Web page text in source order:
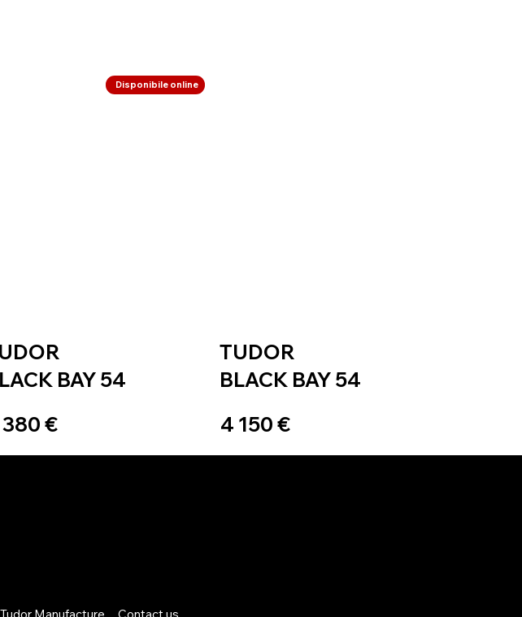
Disponibile online
BAY 54
€
TUDOR
BLACK BAY 54
4 150 €
Tudor Manufacture Contact us